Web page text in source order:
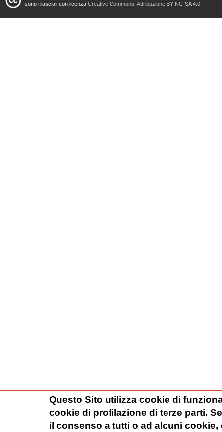
sono rilasciati con licenza Creative Commons: Attribuzione BY-NC-SA 4.0
Questo Sito utilizza cookie di
cookie di profilazione di terze parti.
il consenso a tutti o ad alcuni